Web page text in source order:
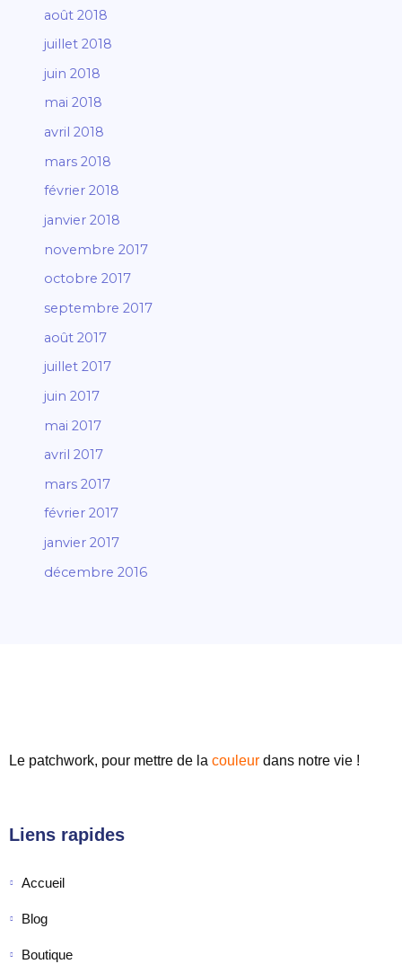
août 2018
juillet 2018
juin 2018
mai 2018
avril 2018
mars 2018
février 2018
janvier 2018
novembre 2017
octobre 2017
septembre 2017
août 2017
juillet 2017
juin 2017
mai 2017
avril 2017
mars 2017
février 2017
janvier 2017
décembre 2016
Le patchwork, pour mettre de la couleur dans notre vie !
Liens rapides
Accueil
Blog
Boutique